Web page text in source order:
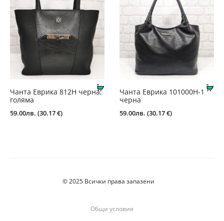
Купи
Чанта Еврика 812Н черна,
голяма
59.00лв. (30.17 €)
Чанта Еврика 101000Н-1
черна
59.00лв. (30.17 €)
© 2025 Всички права запазени
Общи условия